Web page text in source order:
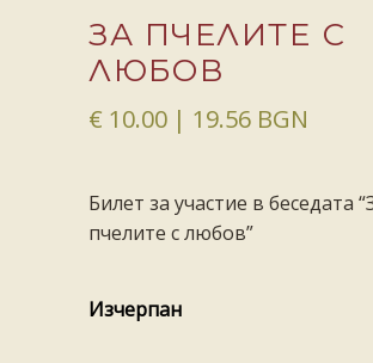
ЗА ПЧЕЛИТЕ С
ЛЮБОВ
€ 10.00 | 19.56 BGN
Билет за участие в беседата
пчелите с любов”
Изчерпан